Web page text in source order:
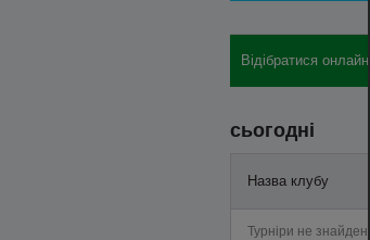
Відібратися
сьогодні
Назва клубу
Турніри не знайдені